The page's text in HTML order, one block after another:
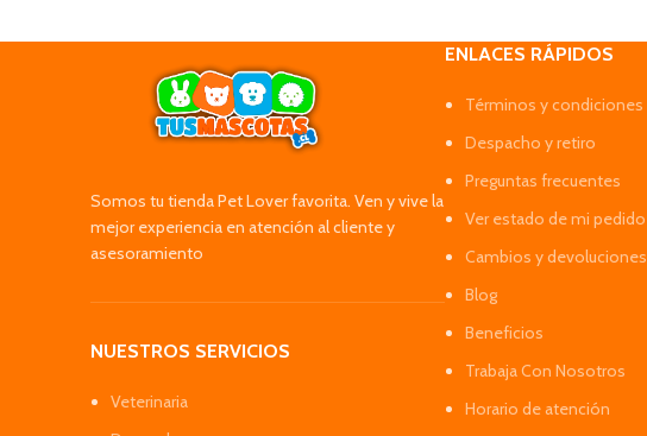
Somos tu tienda Pet Lover favorita. Ven y vive la
mejor experiencia en atención al cliente y
asesoramiento
NUESTROS SERVICIOS
Veterinaria
ENLACES RÁPIDOS
Términos y condiciones
Despacho y retiro
Preguntas frecuentes
Ver estado de mi pedido
Cambios y devoluciones
Blog
Beneficios
Trabaja Con Nosotros
Horario de atención